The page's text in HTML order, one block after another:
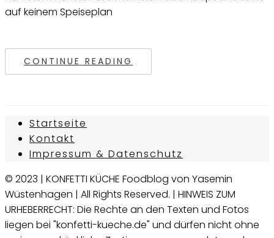
auf keinem Speiseplan
CONTINUE READING
Startseite
Kontakt
Impressum & Datenschutz
© 2023 | KONFETTI KÜCHE Foodblog von Yasemin
Wüstenhagen | All Rights Reserved. | HINWEIS ZUM
URHEBERRECHT: Die Rechte an den Texten und Fotos
liegen bei "konfetti-kueche.de" und dürfen nicht ohne